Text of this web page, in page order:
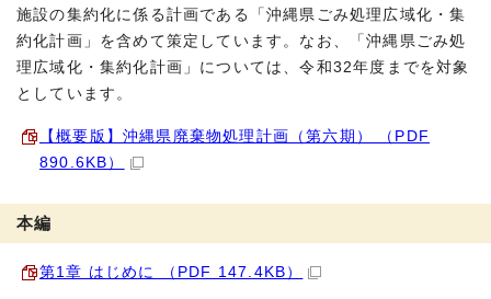
施設の集約化に係る計画である「沖縄県ごみ処理広域化・集
約化計画」を含めて策定しています。なお、「沖縄県ごみ処
理広域化・集約化計画」については、令和32年度までを対象
としています。
【概要版】沖縄県廃棄物処理計画（第六期） （PDF
890.6KB）
本編
第1章 はじめに （PDF 147.4KB）